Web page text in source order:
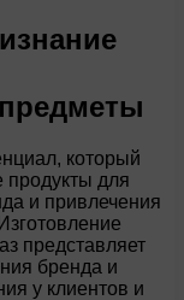
который
продукты для
и привлечения
представляет
бренда и
у клиентов и